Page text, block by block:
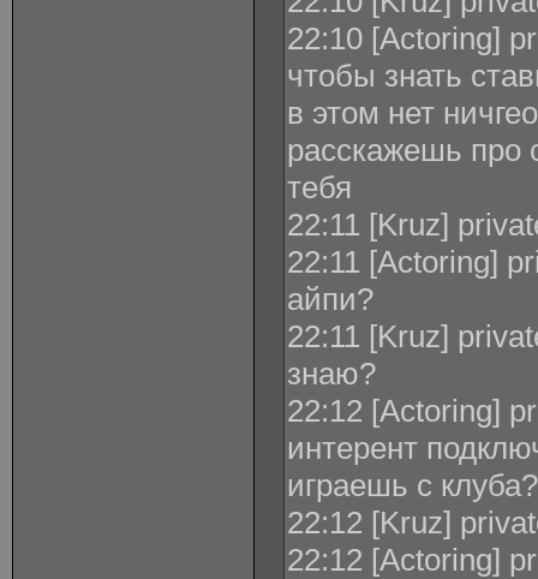
22:10 [Actoring]
чтобы знать
в этом нет
расскажешь про
тебя
22:11 [Kruz]
22:11 [Actoring]
айпи?
22:11 [Kruz]
знаю?
22:12 [Actoring]
интерент
играешь с клуба?
22:12 [Kruz]
22:12 [Actoring]